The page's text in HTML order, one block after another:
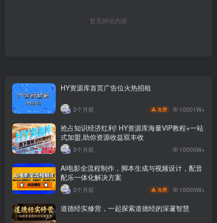
暂无评论内容
HY资源库首页广告位火热招租
3个月前 免费 10001W+
抢占知识经济红利! HY资源库海量VIP教程+一站
式加盟,助你资源收益双丰收
3个月前 10000W+
AI电影全流程制作，脚本生成与视频设计，配音
配乐一体化解决方案
3个月前 免费 10000W+
道德经实修营，一起探索道德经的深邃智慧